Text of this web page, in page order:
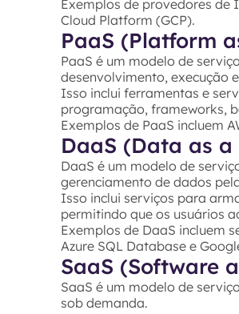
Exemplos de provedores de
Cloud Platform (GCP).
PaaS (Platform
PaaS é um modelo de
desenvolvimento, execução
Isso inclui ferramentas e
programação, frameworks,
Exemplos de PaaS incluem
DaaS (Data as a
DaaS é um modelo de
gerenciamento de dados
Isso inclui serviços para
permitindo que os usuários
Exemplos de DaaS incluem
Azure SQL Database e
SaaS (Software
SaaS é um modelo de
sob demanda.